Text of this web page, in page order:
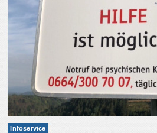
Infoservice